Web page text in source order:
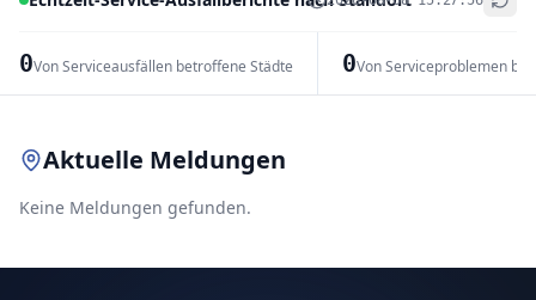
0Von Serviceausfällen betroffene Städte 0Von Serviceproblemen
+
Aktuelle Meldungen
Keine Meldungen gefunden.